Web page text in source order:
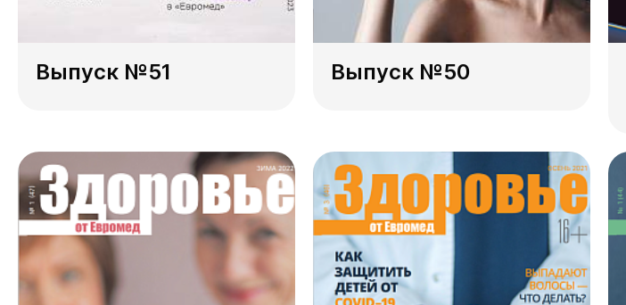
Выпуск №51 Выпуск №50